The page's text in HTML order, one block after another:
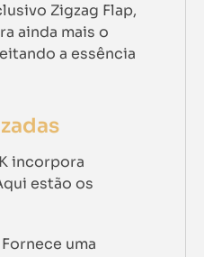
Zigzag Flap,
ainda mais o
a essência
incorpora
estão os
Fornece uma